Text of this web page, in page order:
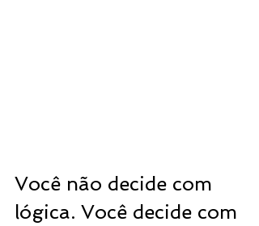
Você não decide com
lógica. Você decide com